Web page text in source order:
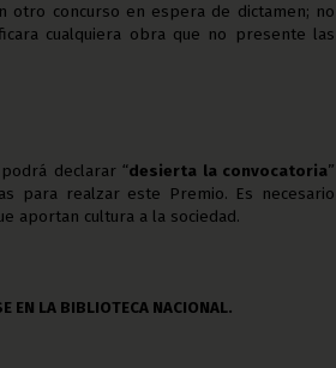
otro concurso en espera de dictamen; no
cualquiera obra que no presente las
declarar “desierta la convocatoria”
para realzar este Premio. Es necesario
aportan cultura a la sociedad.
EN LA BIBLIOTECA NACIONAL.